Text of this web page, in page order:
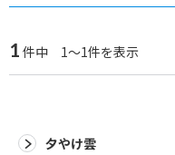
1 件中 1～1件を表示
夕やけ雲